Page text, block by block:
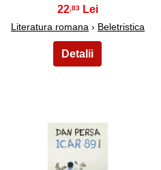
22 ,83
Literatura romana › Beletristica